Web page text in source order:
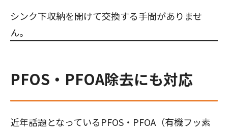
シンク下収納を開けて交換する手間がありませ
ん。
PFOS・PFOA除去にも対応
近年話題となっているPFOS・PFOA（有機フッ素